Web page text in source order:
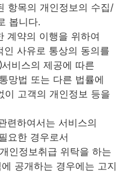
항목의 개인정보의 수집/
봅니다.
약의 이행을 위하여
사유로 통상의 동의를
비스의 제공에 따른
망법 또는 다른 법률에
이 고객의 개인정보 등을
련하여서는 서비스의
요한 경우로서
정보취급 위탁을 하는
공개하는 경우에는 고지